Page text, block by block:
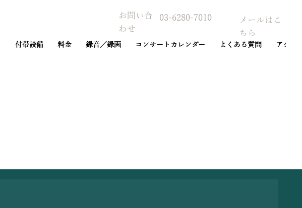
お問い合
わせ
03-6280-7010
メールはこ
ちら
付帯設備 料金 録音／録画 コンサートカレンダー よくある質問 アクセ